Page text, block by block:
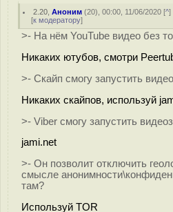
2.20 ,Аноним (20), 00:00, 11/06/2020 [^]
[к модератору]
>- На нём YouTube видео без
Никаких ютубов, смотри
>- Скайп смогу запустить
Никаких скайпов, используй
>- Viber смогу запустить
jami.net
>- Он позволит отключить
смысле
там?
Используй TOR